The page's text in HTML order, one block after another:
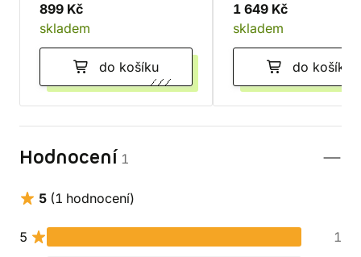
899 Kč
skladem
do košíku
1 649 Kč
skladem
do košíku
Hodnocení 1
5 (1 hodnocení)
5
1